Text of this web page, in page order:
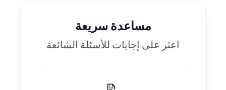
مساعدة سريعة
اعثر على إجابات للأسئلة الشائعة